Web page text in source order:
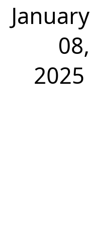
January
08,
2025